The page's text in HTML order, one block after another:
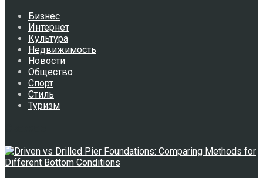
Бизнес
Интернет
Культура
Недвижимость
Новости
Общество
Спорт
Стиль
Туризм